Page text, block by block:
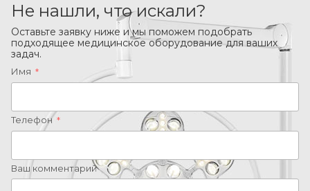
Не нашли, что искали?
Оставьте заявку ниже и мы поможем подобрать
подходящее медицинское оборудование для ваших
задач.
Имя *
Телефон *
Ваш комментарий